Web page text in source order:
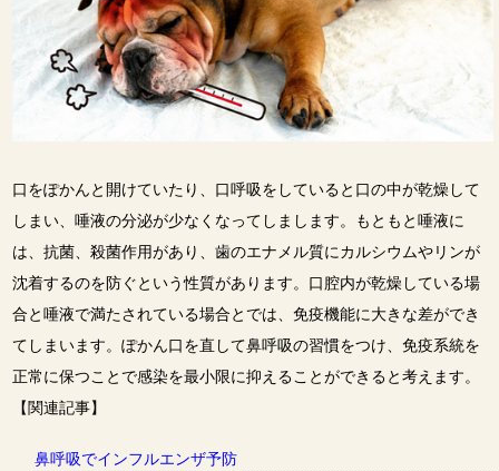
口をぽかんと開けていたり、口呼吸をしていると口の中が乾燥して
しまい、唾液の分泌が少なくなってしまします。もともと唾液に
は、抗菌、殺菌作用があり、歯のエナメル質にカルシウムやリンが
沈着するのを防ぐという性質があります。口腔内が乾燥している場
合と唾液で満たされている場合とでは、免疫機能に大きな差ができ
てしまいます。ぽかん口を直して鼻呼吸の習慣をつけ、免疫系統を
正常に保つことで感染を最小限に抑えることができると考えます。
【関連記事】
鼻呼吸でインフルエンザ予防